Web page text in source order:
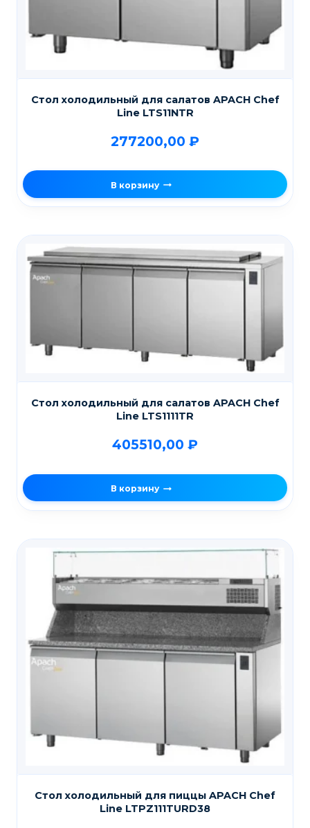
Стол холодильный для салатов APACH Chef
Line LTS11NTR
277200,00 ₽
В корзину
Стол холодильный для салатов APACH Chef
Line LTS1111TR
405510,00 ₽
В корзину
Стол холодильный для пиццы APACH Chef
Line LTPZ111TURD38